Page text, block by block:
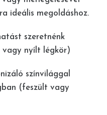
ideális megoldáshoz.
szeretnénk
vagy nyílt légkör)
színvilággal
(feszült vagy